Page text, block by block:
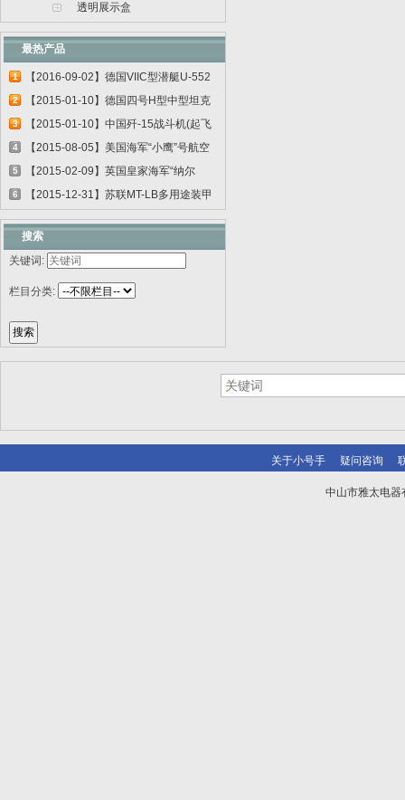
透明展示盒
最热产品
1
【2016-09-02】德国VIIC型潜艇U-552
06801
2
【2015-01-10】德国四号H型中型坦克
00920
3
【2015-01-10】中国歼-15战斗机(起飞
甲板...
4
【2015-08-05】美国海军“小鹰”号航空
母...
5
【2015-02-09】英国皇家海军“纳尔
逊”号...
6
【2015-12-31】苏联MT-LB多用途装甲
运输车...
搜索
关键词:
栏目分类:
关于小号手 疑问咨询
中山市雅太电